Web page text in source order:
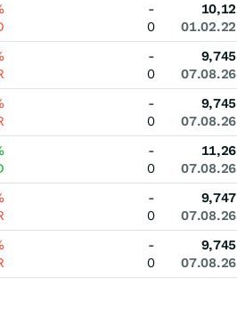
-
0
10,12
01.02.22
-
0
9,745
07.08.26
-
0
9,745
07.08.26
-
0
11,26
07.08.26
-
0
9,747
07.08.26
-
0
9,745
07.08.26